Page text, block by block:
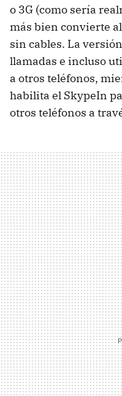
o 3G (como sería
más bien convierte
sin cables. La
llamadas e incluso
a otros teléfonos,
habilita el SkypeIn
otros teléfonos a